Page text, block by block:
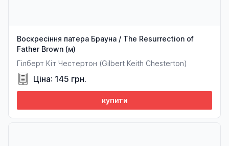
Воскресіння патера Брауна / The Resurrection of
Father Brown (м)
Гілберт Кіт Честертон (Gilbert Keith Chesterton)
Ціна: 145 грн.
купити